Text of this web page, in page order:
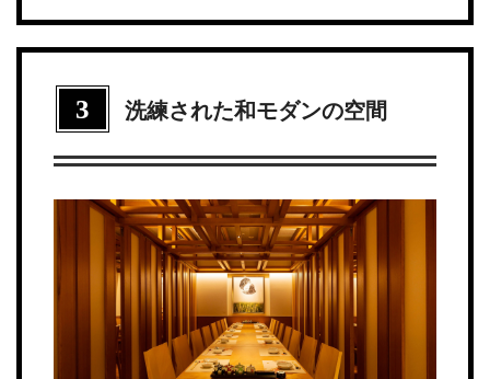
3 洗練された和モダンの空間